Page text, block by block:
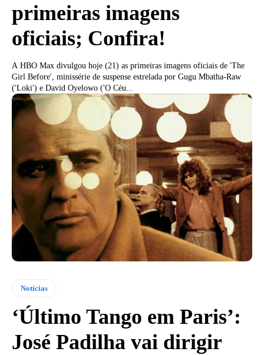
primeiras imagens
oficiais; Confira!
A HBO Max divulgou hoje (21) as primeiras imagens oficiais de 'The
Girl Before', minissérie de suspense estrelada por Gugu Mbatha-Raw
('Loki') e David Oyelowo ('O Céu...
Notícias
‘Último Tango em Paris’:
José Padilha vai dirigir